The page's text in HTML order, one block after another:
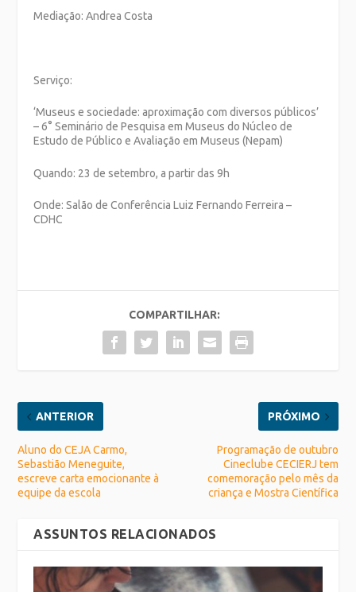
Mediação: Andrea Costa
Serviço:
‘Museus e sociedade: aproximação com diversos públicos’
– 6° Seminário de Pesquisa em Museus do Núcleo de
Estudo de Público e Avaliação em Museus (Nepam)
Quando: 23 de setembro, a partir das 9h
Onde: Salão de Conferência Luiz Fernando Ferreira –
CDHC
COMPARTILHAR:
ANTERIOR
Aluno do CEJA Carmo,
Sebastião Meneguite,
escreve carta emocionante à
equipe da escola
PRÓXIMO
Programação de outubro
Cineclube CECIERJ tem
comemoração pelo mês da
criança e Mostra Científica
ASSUNTOS RELACIONADOS